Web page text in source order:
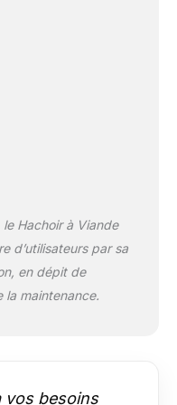
également
arrière pour
le
du
en cas de
OPTIONS DE
une coupe
est livré avec
de grilles de
(fin, moyen,
Hachoir à Viande
d’utilisateurs par sa
en dépit de
la maintenance.
vos besoins